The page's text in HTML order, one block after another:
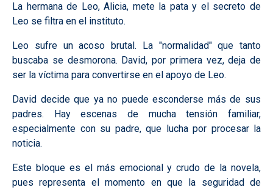
La hermana de Leo, Alicia, mete la pata y el secreto de
Leo se filtra en el instituto.
Leo sufre un acoso brutal. La "normalidad" que tanto
buscaba se desmorona. David, por primera vez, deja de
ser la víctima para convertirse en el apoyo de Leo.
David decide que ya no puede esconderse más de sus
padres. Hay escenas de mucha tensión familiar,
especialmente con su padre, que lucha por procesar la
noticia.
Este bloque es el más emocional y crudo de la novela,
pues representa el momento en que la seguridad de